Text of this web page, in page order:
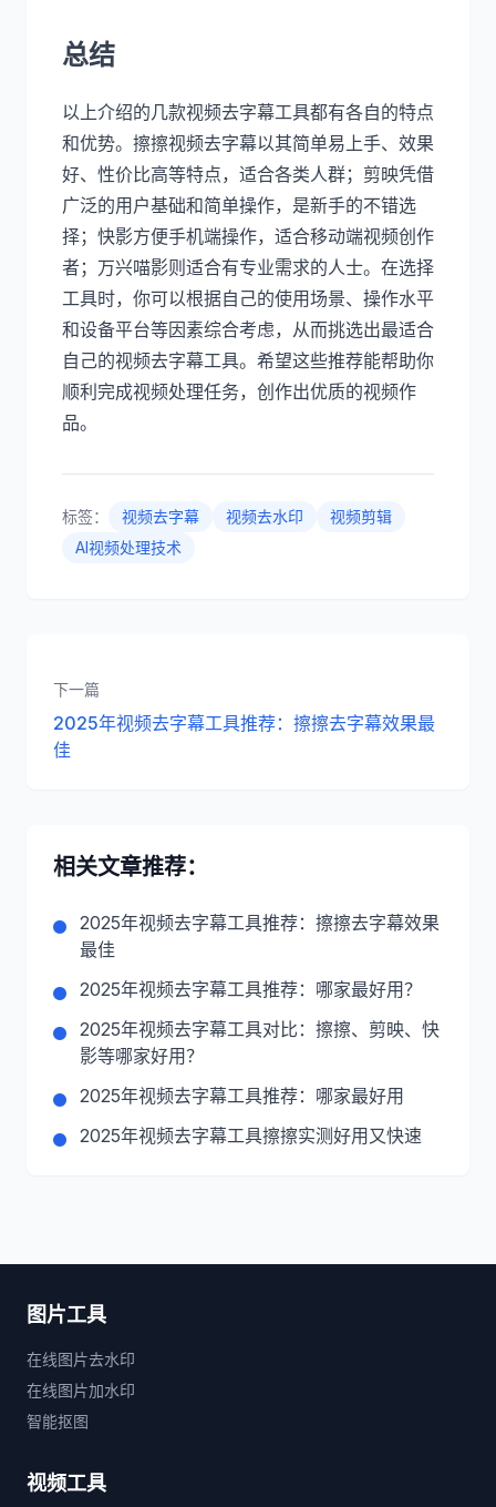
总结
以上介绍的几款视频去字幕工具都有各自的特点
和优势。擦擦视频去字幕以其简单易上手、效果
好、性价比高等特点，适合各类人群；剪映凭借
广泛的用户基础和简单操作，是新手的不错选
择；快影方便手机端操作，适合移动端视频创作
者；万兴喵影则适合有专业需求的人士。在选择
工具时，你可以根据自己的使用场景、操作水平
和设备平台等因素综合考虑，从而挑选出最适合
自己的视频去字幕工具。希望这些推荐能帮助你
顺利完成视频处理任务，创作出优质的视频作
品。
标签： 视频去字幕 视频去水印
视频剪辑
AI视频处理技术
下一篇
2025年视频去字幕工具推荐：擦擦去字幕效果最
佳
相关文章推荐：
2025年视频去字幕工具推荐：擦擦去字幕效果
最佳
2025年视频去字幕工具推荐：哪家最好用？
2025年视频去字幕工具对比：擦擦、剪映、快
影等哪家好用？
2025年视频去字幕工具推荐：哪家最好用
2025年视频去字幕工具擦擦实测好用又快速
图片工具
在线图片去水印
在线图片加水印
智能抠图
视频工具